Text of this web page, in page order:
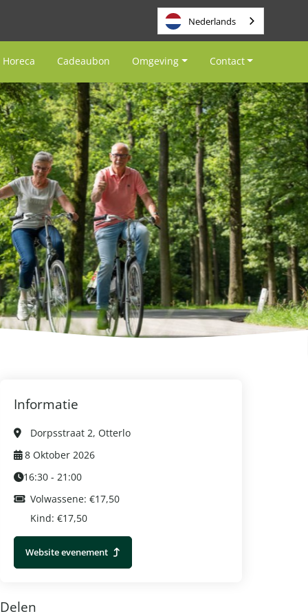
Nederlands
Horeca Cadeaubon Omgeving Contact
Informatie
Dorpsstraat 2, Otterlo
8 Oktober 2026
16:30 - 21:00
Volwassene: €17,50
Kind: €17,50
Website evenement
Delen